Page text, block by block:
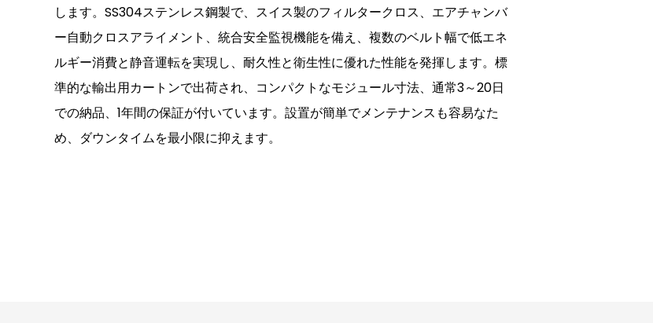
します。SS304ステンレス鋼製で、スイス製のフィルタークロス、エアチャンバ
ー自動クロスアライメント、統合安全監視機能を備え、複数のベルト幅で低エネ
ルギー消費と静音運転を実現し、耐久性と衛生性に優れた性能を発揮します。標
準的な輸出用カートンで出荷され、コンパクトなモジュール寸法、通常3～20日
での納品、1年間の保証が付いています。設置が簡単でメンテナンスも容易なた
め、ダウンタイムを最小限に抑えます。